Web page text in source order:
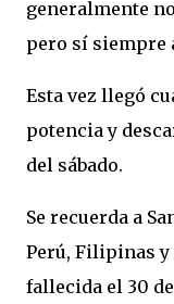
generalmente
pero sí siempre
Esta vez llegó
potencia y
del sábado.
Se recuerda a
Perú, Filipinas y
fallecida el 30 de